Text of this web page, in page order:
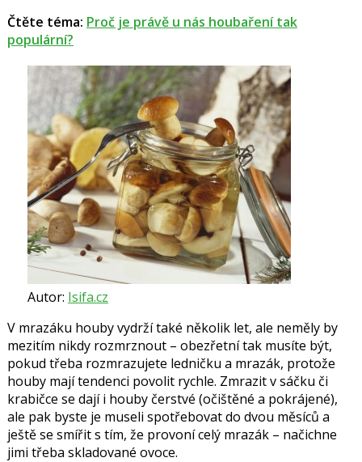
Čtěte téma: Proč je právě u nás houbaření tak
populární?
Autor: Isifa.cz
V mrazáku houby vydrží také několik let, ale neměly by
mezitím nikdy rozmrznout – obezřetní tak musíte být,
pokud třeba rozmrazujete ledničku a mrazák, protože
houby mají tendenci povolit rychle. Zmrazit v sáčku či
krabičce se dají i houby čerstvé (očištěné a pokrájené),
ale pak byste je museli spotřebovat do dvou měsíců a
ještě se smířit s tím, že provoní celý mrazák – načichne
jimi třeba skladované ovoce.